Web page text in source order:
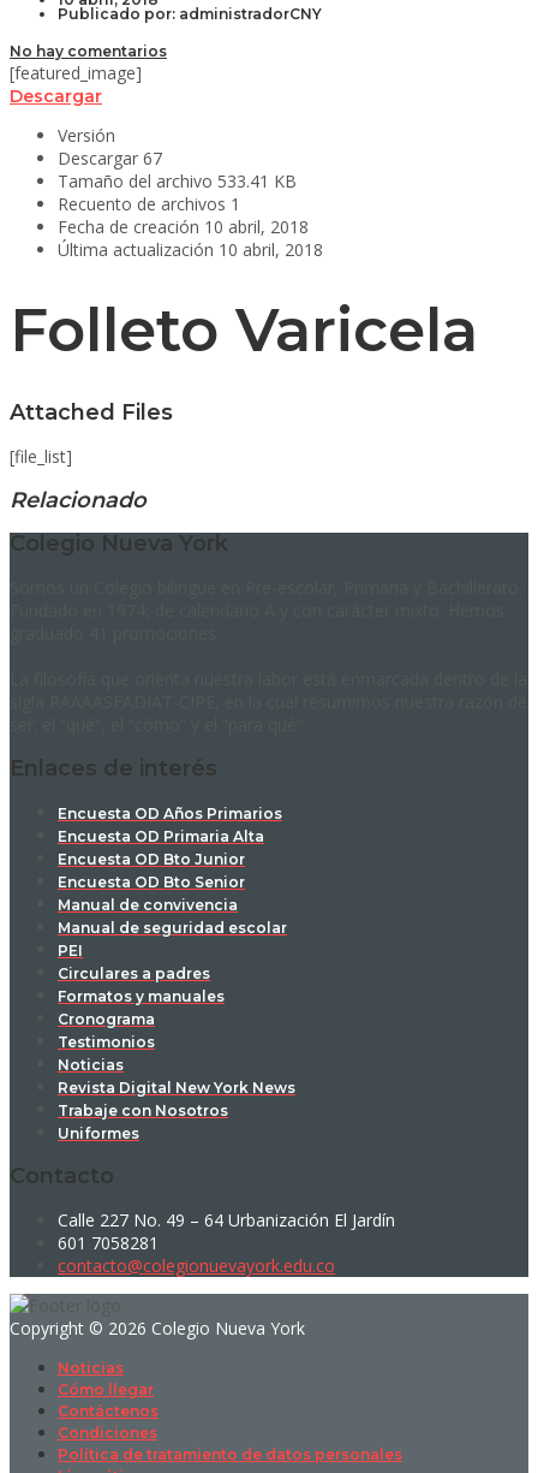
Publicado por: administradorCNY
No hay comentarios
[featured_image]
Descargar
Versión
Descargar 67
Tamaño del archivo 533.41 KB
Recuento de archivos 1
Fecha de creación 10 abril, 2018
Última actualización 10 abril, 2018
Folleto Varicela
Attached Files
[file_list]
Relacionado
Colegio Nueva York
Enlaces de interés
Encuesta OD Años Primarios
Encuesta OD Primaria Alta
Encuesta OD Bto Junior
Encuesta OD Bto Senior
Manual de convivencia
Manual de seguridad escolar
PEI
Circulares a padres
Formatos y manuales
Cronograma
Testimonios
Noticias
Revista Digital New York News
Trabaje con Nosotros
Uniformes
Contacto
Calle 227 No. 49 – 64 Urbanización El Jardín
601 7058281
contacto@colegionuevayork.edu.co
Copyright © 2026 Colegio Nueva York
Noticias
Cómo llegar
Contáctenos
Condiciones
Política de tratamiento de datos personales